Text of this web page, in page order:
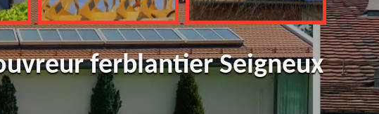
ferblantier Seigneux